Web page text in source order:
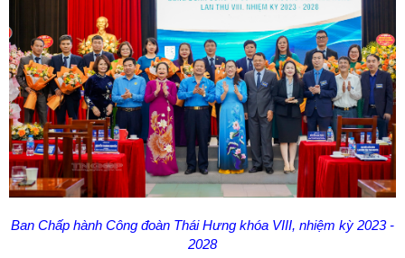
Ban Chấp hành Công đoàn Thái Hưng khóa VIII, nhiệm kỳ 2023 -
2028